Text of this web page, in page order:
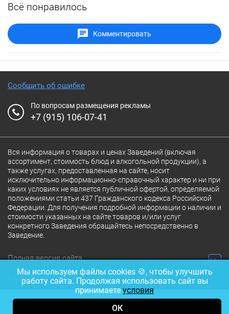
Всё понравилось
Комментировать
Сообщить об ошибке
По вопросам размещения рекламы
+7 (915) 106-07-41
Вся информация о товарах и ценах Заведений (включая
ассортимент, стоимость блюд и алкогольной продукции), а
также услугах, предоставленная на сайте, носит
исключительно информационно-справочный характер и ни при
каких условиях не является публичной офертой, определяемой
положениями статьи 437 Гражданского кодекса Российской
Федерации. Для получения подробной информации о наличии и
стоимости указанных на сайте товаров и/или услуг
конкретного Заведения обращайтесь непосредственно в
Заведение.
Полная версия сайта 18+
© 2026 Ресторан.Ru
Мы используем файлы cookies 🍪, чтобы улучшить
работу сайта. Продолжая использовать сайт вы
принимаете условия
ОК